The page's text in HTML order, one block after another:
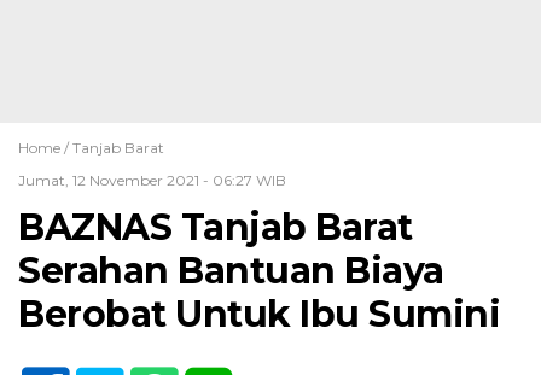
Home / Tanjab Barat
Jumat, 12 November 2021 - 06:27 WIB
BAZNAS Tanjab Barat
Serahan Bantuan Biaya
Berobat Untuk Ibu Sumini